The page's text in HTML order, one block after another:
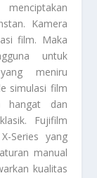
Kamera
film. Maka
untuk
meniru
simulasi film
hangat dan
Fujifilm
Series yang
manual
kualitas